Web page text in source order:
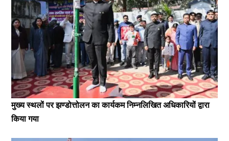
मुख्य स्थलों पर झण्डोत्तोलन का कार्यकम निम्नलिखित अधिकारियों द्वारा
किया गया